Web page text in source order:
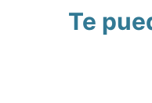
Te